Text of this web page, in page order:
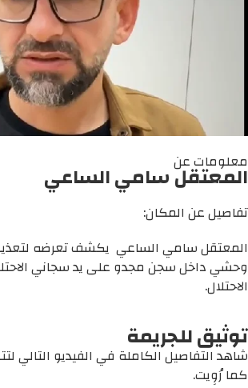
معلومات عن
المعتقل سامي الساعي
تفاصيل عن المكان:
المعتقل سامي الساعي يكشف تعرضه
وحشي داخل سجن مجدو على يد سجاني
الاحتلال.
توثيق للجريمة
شاهد التفاصيل الكاملة في الفيديو التالي
كما رُوِيت.